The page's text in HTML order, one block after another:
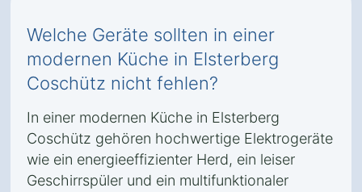
Welche Geräte sollten in einer
modernen Küche in Elsterberg
Coschütz nicht fehlen?
In einer modernen Küche in Elsterberg
Coschütz gehören hochwertige Elektrogeräte
wie ein energieeffizienter Herd, ein leiser
Geschirrspüler und ein multifunktionaler